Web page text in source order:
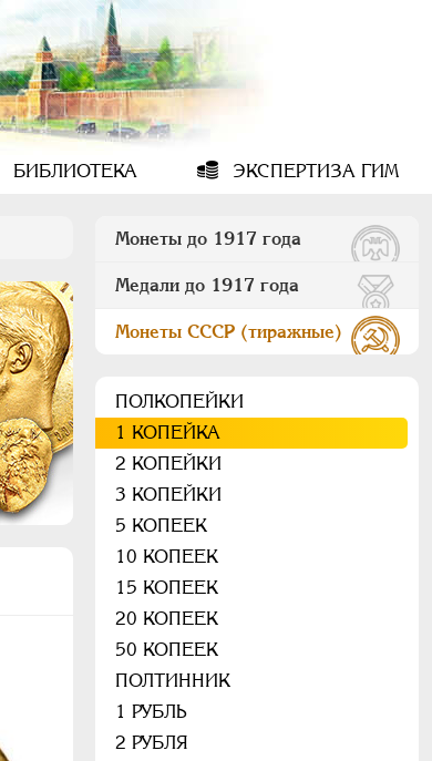
БИБЛИОТЕКА ЭКСПЕРТИЗА ГИМ
Монеты до 1917 года
Медали до 1917 года
Монеты СССР (тиражные)
ПОЛКОПЕЙКИ
1 КОПЕЙКА
2 КОПЕЙКИ
3 КОПЕЙКИ
5 КОПЕЕК
10 КОПЕЕК
15 КОПЕЕК
20 КОПЕЕК
50 КОПЕЕК
ПОЛТИННИК
1 РУБЛЬ
2 РУБЛЯ